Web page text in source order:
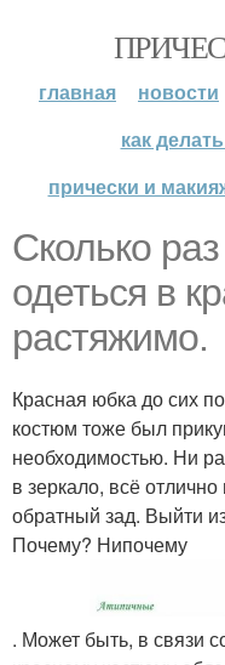
главная новости
как
прически и
Сколько
одеться в
растяжимо.
Красная юбка до сих
костюм тоже был
необходимостью. Ни
в зеркало, всё
обратный зад. Выйти
Почему? Нипочему
. Может быть, в связи